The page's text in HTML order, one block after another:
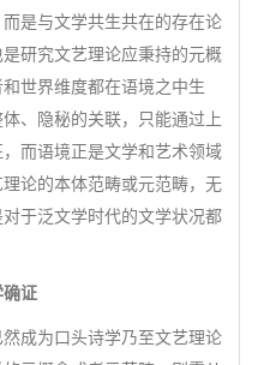
是与文学共生共在的存在论
研究文艺理论应秉持的元概
世界维度都在语境之中生
、隐秘的关联，只能通过上
而语境正是文学和艺术领域
论的本体范畴或元范畴，无
于泛文学时代的文学状况都
确证
成为口头诗学乃至文艺理论